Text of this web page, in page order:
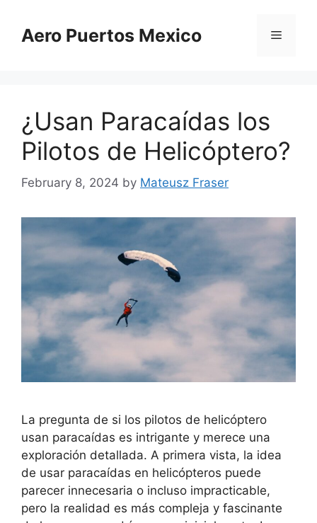
contentAero Puertos Mexico Menu
¿Usan Paracaídas los
Pilotos de Helicóptero?
February 8, 2024 by Mateusz Fraser
La pregunta de si los pilotos de helicóptero
usan paracaídas es intrigante y merece una
exploración detallada. A primera vista, la idea
de usar paracaídas en helicópteros puede
parecer innecesaria o incluso impracticable,
pero la realidad es más compleja y fascinante